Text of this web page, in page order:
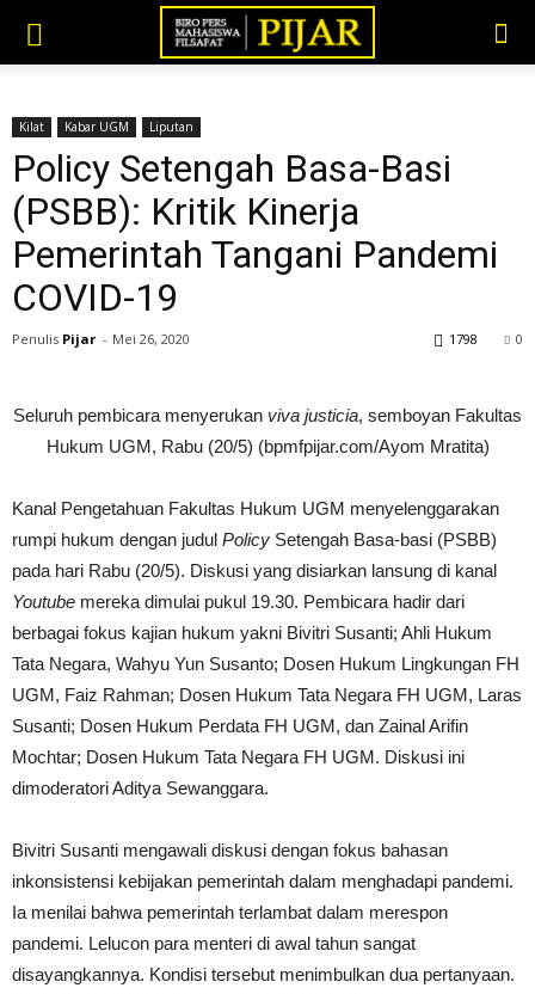
Kilat Kabar UGM Liputan
Policy Setengah Basa-Basi
(PSBB): Kritik Kinerja
Pemerintah Tangani Pandemi
COVID-19
Penulis Pijar - Mei 26, 2020 0
1798
Seluruh pembicara menyerukan viva justicia, semboyan Fakultas
Hukum UGM, Rabu (20/5) (bpmfpijar.com/Ayom Mratita)
Kanal Pengetahuan Fakultas Hukum UGM menyelenggarakan
rumpi hukum dengan judul Policy Setengah Basa-basi (PSBB)
pada hari Rabu (20/5). Diskusi yang disiarkan lansung di kanal
Youtube mereka dimulai pukul 19.30. Pembicara hadir dari
berbagai fokus kajian hukum yakni Bivitri Susanti; Ahli Hukum
Tata Negara, Wahyu Yun Susanto; Dosen Hukum Lingkungan FH
UGM, Faiz Rahman; Dosen Hukum Tata Negara FH UGM, Laras
Susanti; Dosen Hukum Perdata FH UGM, dan Zainal Arifin
Mochtar; Dosen Hukum Tata Negara FH UGM. Diskusi ini
dimoderatori Aditya Sewanggara.
Bivitri Susanti mengawali diskusi dengan fokus bahasan
inkonsistensi kebijakan pemerintah dalam menghadapi pandemi.
Ia menilai bahwa pemerintah terlambat dalam merespon
pandemi. Lelucon para menteri di awal tahun sangat
disayangkannya. Kondisi tersebut menimbulkan dua pertanyaan.